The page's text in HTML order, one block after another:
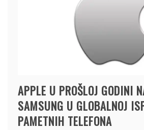
APPLE U PROŠLOJ GODINI
SAMSUNG U GLOBALNOJ
PAMETNIH TELEFONA